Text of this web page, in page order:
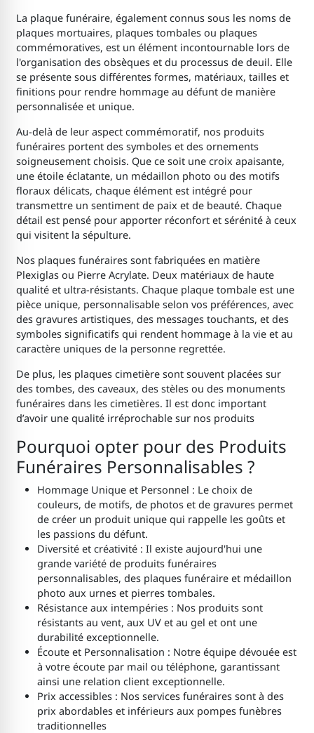
La plaque funéraire, également connus sous les noms de
plaques mortuaires, plaques tombales ou plaques
commémoratives, est un élément incontournable lors de
l'organisation des obsèques et du processus de deuil. Elle
se présente sous différentes formes, matériaux, tailles et
finitions pour rendre hommage au défunt de manière
personnalisée et unique.
Au-delà de leur aspect commémoratif, nos produits
funéraires portent des symboles et des ornements
soigneusement choisis. Que ce soit une croix apaisante,
une étoile éclatante, un médaillon photo ou des motifs
floraux délicats, chaque élément est intégré pour
transmettre un sentiment de paix et de beauté. Chaque
détail est pensé pour apporter réconfort et sérénité à ceux
qui visitent la sépulture.
Nos plaques funéraires sont fabriquées en matière
Plexiglas ou Pierre Acrylate. Deux matériaux de haute
qualité et ultra-résistants. Chaque plaque tombale est une
pièce unique, personnalisable selon vos préférences, avec
des gravures artistiques, des messages touchants, et des
symboles significatifs qui rendent hommage à la vie et au
caractère uniques de la personne regrettée.
De plus, les plaques cimetière sont souvent placées sur
des tombes, des caveaux, des stèles ou des monuments
funéraires dans les cimetières. Il est donc important
d’avoir une qualité irréprochable sur nos produits
Pourquoi opter pour des Produits
Funéraires Personnalisables ?
Hommage Unique et Personnel : Le choix de
couleurs, de motifs, de photos et de gravures permet
de créer un produit unique qui rappelle les goûts et
les passions du défunt.
Diversité et créativité : Il existe aujourd'hui une
grande variété de produits funéraires
personnalisables, des plaques funéraire et médaillon
photo aux urnes et pierres tombales.
Résistance aux intempéries : Nos produits sont
résistants au vent, aux UV et au gel et ont une
durabilité exceptionnelle.
Écoute et Personnalisation : Notre équipe dévouée est
à votre écoute par mail ou téléphone, garantissant
ainsi une relation client exceptionnelle.
Prix accessibles : Nos services funéraires sont à des
prix abordables et inférieurs aux pompes funèbres
traditionnelles